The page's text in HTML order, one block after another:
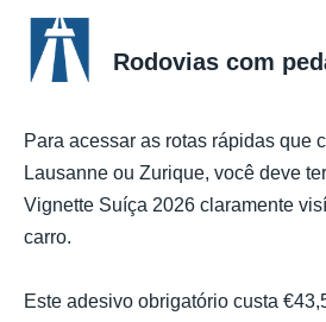
Rodovias com
Para acessar as rotas rápidas que
Lausanne ou Zurique, você deve
Vignette Suíça 2026 claramente
carro.
Este adesivo obrigatório custa